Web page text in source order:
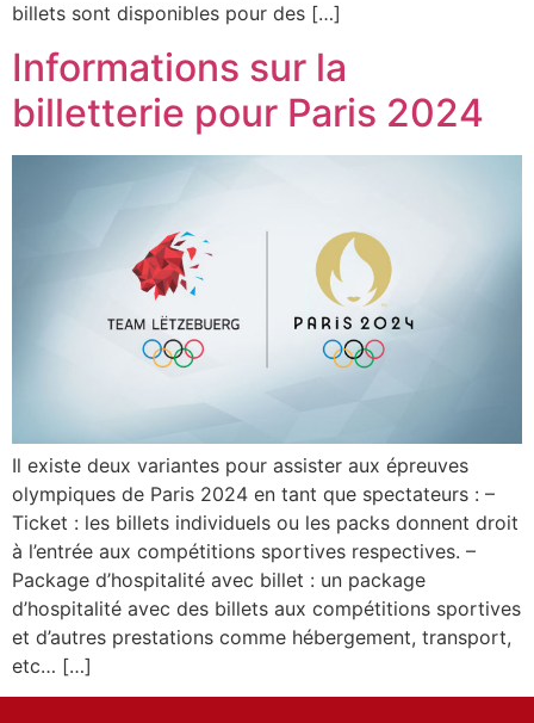
billets sont disponibles pour des […]
Informations sur la
billetterie pour Paris 2024
Il existe deux variantes pour assister aux épreuves
olympiques de Paris 2024 en tant que spectateurs : –
Ticket : les billets individuels ou les packs donnent droit
à l’entrée aux compétitions sportives respectives. –
Package d’hospitalité avec billet : un package
d’hospitalité avec des billets aux compétitions sportives
et d’autres prestations comme hébergement, transport,
etc… […]